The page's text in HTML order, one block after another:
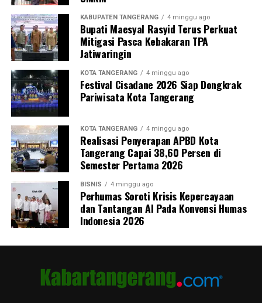
KABUPATEN TANGERANG 4 minggu ago
Bupati Maesyal Rasyid Terus Perkuat
Mitigasi Pasca Kebakaran TPA
Jatiwaringin
KOTA TANGERANG 4 minggu ago
Festival Cisadane 2026 Siap Dongkrak
Pariwisata Kota Tangerang
KOTA TANGERANG 4 minggu ago
Realisasi Penyerapan APBD Kota
Tangerang Capai 38,60 Persen di
Semester Pertama 2026
BISNIS 4 minggu ago
Perhumas Soroti Krisis Kepercayaan
dan Tantangan AI Pada Konvensi Humas
Indonesia 2026